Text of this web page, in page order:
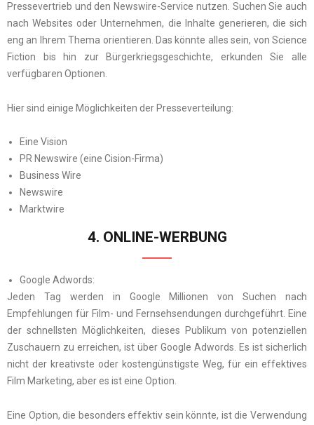
Pressevertrieb und den Newswire-Service nutzen. Suchen Sie auch
nach Websites oder Unternehmen, die Inhalte generieren, die sich
eng an Ihrem Thema orientieren. Das könnte alles sein, von Science
Fiction bis hin zur Bürgerkriegsgeschichte, erkunden Sie alle
verfügbaren Optionen.
Hier sind einige Möglichkeiten der Presseverteilung:
Eine Vision
PR Newswire (eine Cision-Firma)
Business Wire
Newswire
Marktwire
4. ONLINE-WERBUNG
Google Adwords:
Jeden Tag werden in Google Millionen von Suchen nach
Empfehlungen für Film- und Fernsehsendungen durchgeführt. Eine
der schnellsten Möglichkeiten, dieses Publikum von potenziellen
Zuschauern zu erreichen, ist über Google Adwords. Es ist sicherlich
nicht der kreativste oder kostengünstigste Weg, für ein effektives
Film Marketing, aber es ist eine Option.
Eine Option, die besonders effektiv sein könnte, ist die Verwendung